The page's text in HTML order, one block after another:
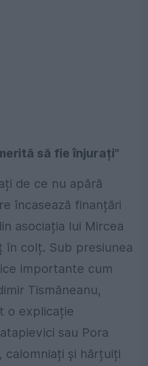
să fie înjurați”
de ce nu apără
încasează finanțări
asociația lui Mircea
în colț. Sub presiunea
importante cum
Tismăneanu,
o explicație
sau Pora
calomniați și hărțuiți